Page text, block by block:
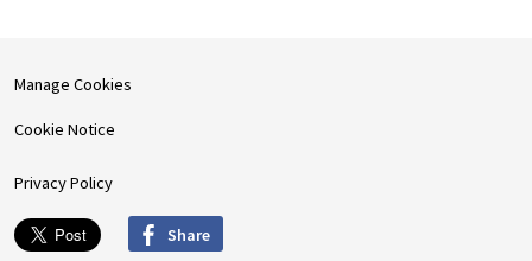
Manage Cookies
Cookie Notice
Privacy Policy
Share